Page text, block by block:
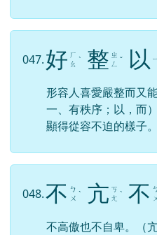
047.好 ㄏ
ㄠ ˋ 整 ㄓ
ㄥ ˇ 以
形容人喜愛嚴整而又
一、有秩序；以，而
顯得從容不迫的樣子。
048.不 ㄅ
ㄨ ˋ 亢 ㄎ
ㄤ ˋ 不
不高傲也不自卑。（亢